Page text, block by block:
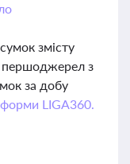
змісту
першоджерел з
за добу
LIGA360.